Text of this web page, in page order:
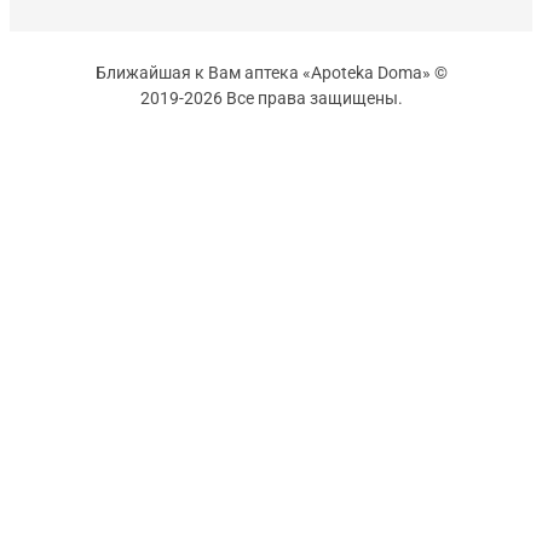
Ближайшая к Вам аптека «Apoteka Doma» ©
2019-2026 Все права защищены.